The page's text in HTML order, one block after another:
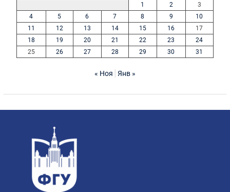
1
2
3
4
5 6 7 8 9
10
11
12 13 14 15 16
17
18
19 20 21 22 23
24
25
26 27 28 29 30 31
« Ноя Янв »